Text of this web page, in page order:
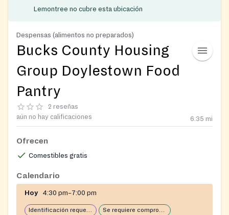
Lemontree no cubre esta ubicación
Despensas (alimentos no preparados)
Bucks County Housing
Group Doylestown Food
Pantry
2 reseñas
aún no hay calificaciones
6.35 mi
Ofrecen
Comestibles gratis
Calendario
Hoy 4:30 pm–7:00 pm
Identificación requerida Se requiere comprobante de domicilio